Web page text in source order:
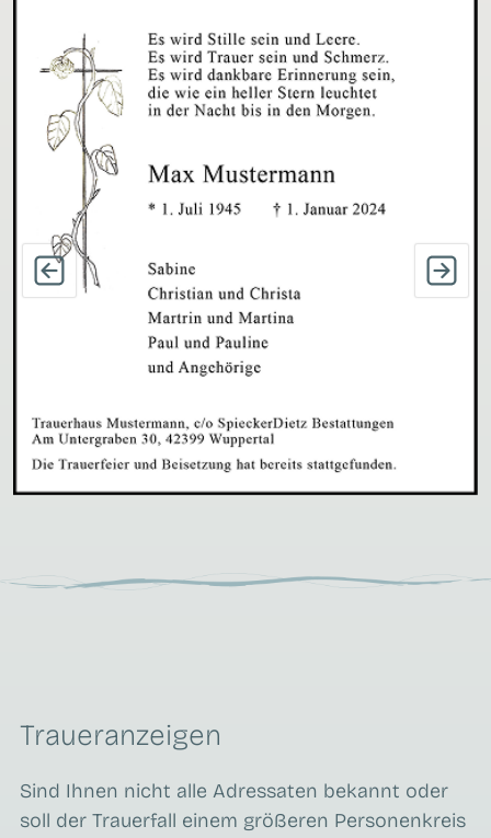
Traueranzeigen
Sind Ihnen nicht alle Adressaten bekannt oder
soll der Trauerfall einem größeren Personenkreis